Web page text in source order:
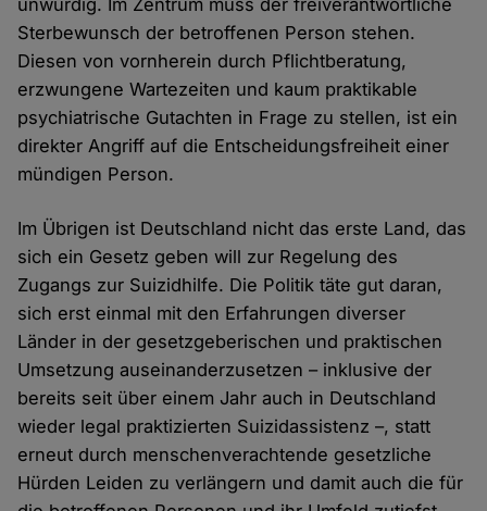
unwürdig. Im Zentrum muss der freiverantwortliche
Sterbewunsch der betroffenen Person stehen.
Diesen von vornherein durch Pflichtberatung,
erzwungene Wartezeiten und kaum praktikable
psychiatrische Gutachten in Frage zu stellen, ist ein
direkter Angriff auf die Entscheidungsfreiheit einer
mündigen Person.
Im Übrigen ist Deutschland nicht das erste Land, das
sich ein Gesetz geben will zur Regelung des
Zugangs zur Suizidhilfe. Die Politik täte gut daran,
sich erst einmal mit den Erfahrungen diverser
Länder in der gesetzgeberischen und praktischen
Umsetzung auseinanderzusetzen – inklusive der
bereits seit über einem Jahr auch in Deutschland
wieder legal praktizierten Suizidassistenz –, statt
erneut durch menschenverachtende gesetzliche
Hürden Leiden zu verlängern und damit auch die für